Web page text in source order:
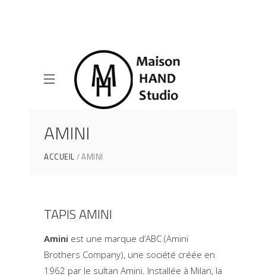
AMINI
ACCUEIL AMINI
TAPIS AMINI
Amini est une marque d’ABC (Amini
Brothers Company), une société créée en
1962 par le sultan Amini. Installée à Milan, la